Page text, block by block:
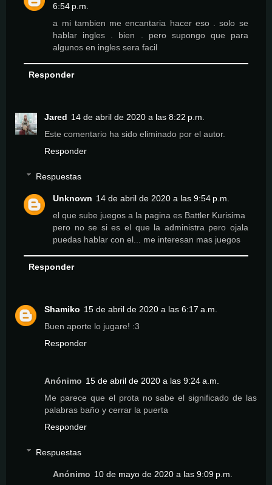
6:54 p.m.
a mi tambien me encantaria hacer eso . solo se
hablar ingles . bien . pero supongo que para
algunos en ingles sera facil
Responder
Jared 14 de abril de 2020 a las 8:22 p.m.
Este comentario ha sido eliminado por el autor.
Responder
Respuestas
Unknown 14 de abril de 2020 a las 9:54 p.m.
el que sube juegos a la pagina es Battler Kurisima
pero no se si es el que la administra pero ojala
puedas hablar con el... me interesan mas juegos
Responder
Shamiko 15 de abril de 2020 a las 6:17 a.m.
Buen aporte lo jugare! :3
Responder
Anónimo 15 de abril de 2020 a las 9:24 a.m.
Me parece que el prota no sabe el significado de las
palabras baño y cerrar la puerta
Responder
Respuestas
Anónimo 10 de mayo de 2020 a las 9:09 p.m.